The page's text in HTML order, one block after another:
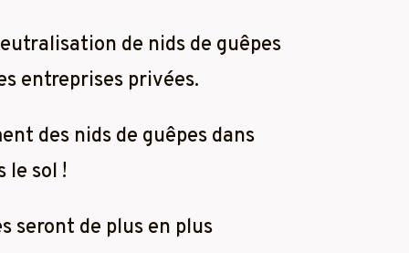
de nids de guêpes
entreprises privées.
des nids de guêpes dans
le sol !
seront de plus en plus